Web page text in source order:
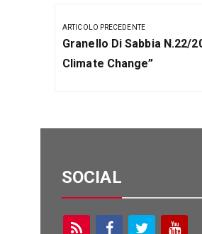
articoli
ARTICOLO PRECEDENTE
Articolo
Precedente:
Granello Di Sabbia N.22/
Climate Change”
SOCIAL